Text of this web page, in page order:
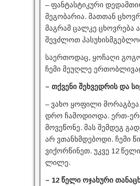
– ფანტასტიკური
მეგობარია. მათთან
მაგრამ ცალკე ცხოვრება
შევძლოთ
საერთოდაც, ყოჩაღი გოგო
ჩემი მეუღლე
– თქვენი შეხვედრის და
– ვახო ყოფილი
დრო ჩამოდიოდა. ერთ-
მოვეწონე. მას შემდეგ
არ ვთანხმდებოდი. ჩემი
ვიქორწინეთ. უკვე 12
ლილე.
– 12 წელი ოჯახური